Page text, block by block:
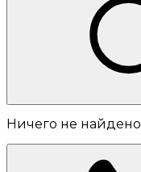
Ничего не найдено